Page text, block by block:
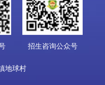
招生咨询公众号
地球村